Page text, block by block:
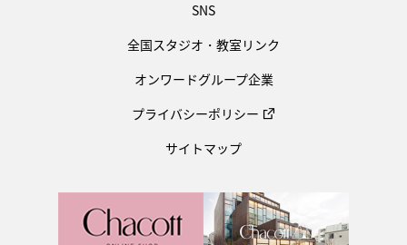
SNS
全国スタジオ・教室リンク
オンワードグループ企業
プライバシーポリシー
サイトマップ